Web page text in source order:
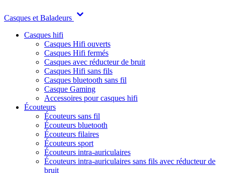
Casques et Baladeurs
Casques hifi
Casques Hifi ouverts
Casques Hifi fermés
Casques avec réducteur de bruit
Casques Hifi sans fils
Casques bluetooth sans fil
Casque Gaming
Accessoires pour casques hifi
Écouteurs
Écouteurs sans fil
Écouteurs bluetooth
Écouteurs filaires
Écouteurs sport
Écouteurs intra-auriculaires
Écouteurs intra-auriculaires sans fils avec réducteur de
bruit